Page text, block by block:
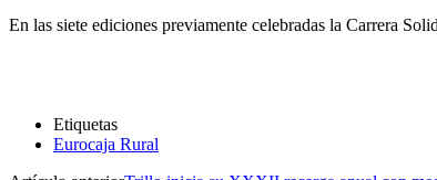
En las siete ediciones previamente celebradas la Carrera
Etiquetas
Eurocaja Rural